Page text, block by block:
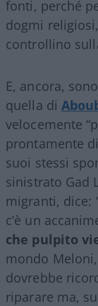
fonti, perché
dogmi
controllino
E, ancora,
quella di
velocemente
prontamente
suoi stessi
sinistrato Gad
migranti, dice:
c’è un
che pulpito
mondo
dovrebbe
riparare ma,